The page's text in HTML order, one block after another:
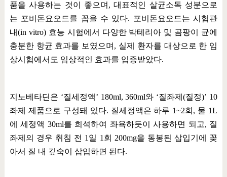
품을 사용하는 것이 좋으며 ,대표적인 살균소독 성분으로
는 포비돈요오드를 꼽을 수 있다. 포비돈요오드는 시험관
내(in vitro) 효능 시험에서 다양한 박테리아 및 곰팡이 균에
충분한 항균 효과를 보였으며 , 실제 환자를 대상으로 한 임
상시험에서도 임상적인 효과를 입증받았다.
지노베타딘은 ‘질세정액’ 180ml, 360ml와 ‘질좌제(질정)’ 10
좌제 제품으로 구성돼 있다. 질세정액은 하루 1~2회 , 물 1L
에 세정액 30ml를 희석하여 좌욕하듯이 사용하면 되고, 질
좌제의 경우 취침 전 1 일 1 회 200mg을 동봉된 삽입기에 꽂
아서 질 내 깊숙이 삽입하면 된다.